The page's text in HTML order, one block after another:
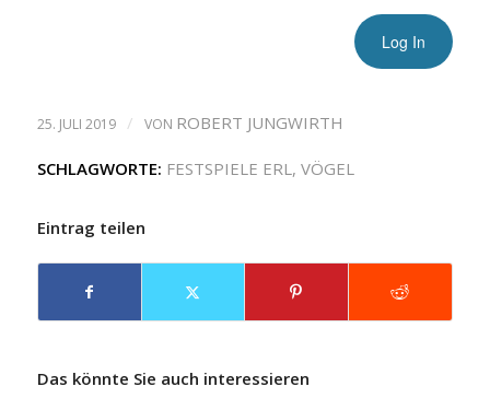
25. JULI 2019 / VON ROBERT JUNGWIRTH
SCHLAGWORTE: FESTSPIELE ERL, VÖGEL
Eintrag teilen
Das könnte Sie auch interessieren